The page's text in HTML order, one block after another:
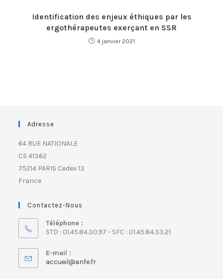
Identification des enjeux éthiques par les
ergothérapeutes exerçant en SSR
4 janvier 2021
Adresse
64 RUE NATIONALE
CS 41362
75214 PARIS Cedex 13
France
Contactez-Nous
Téléphone :
STD : 01.45.84.30.97 - SFC : 01.45.84.33.21
E-mail :
accueil@anfe.fr